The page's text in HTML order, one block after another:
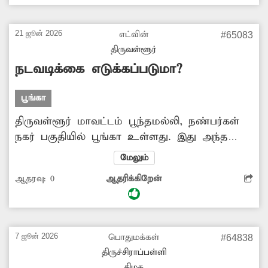
இப்பகுதியில் சுற்றித்திரியும் மாடுகள், நாய்கள்
உள்ளே சென்று படுத்துக்கொள்வதுடன்,
சட்டவிரோத செயல்களும் நடைபெறுவதாக
‘தினத்தந்தி’ புகார் பெட்டியில் செய்தி
வெளியிடப்பட்டது. இதை அறிந்த சம்பந்தப்பட்ட
அதிகாரிகள் நடவடிக்கை எடுத்து கேட்டை சரி...
21 ஜூன் 2026
எட்வின்
திருவள்ளூர்
#65083
நடவடிக்கை எடுக்கப்படுமா?
பூங்கா
திருவள்ளூர் மாவட்டம் பூந்தமல்லி, நண்பர்கள்
நகர் பகுதியில் பூங்கா உள்ளது. இது அந்த
பகுதி மக்களின் பொழுதுபோக்கு இடமாக
திகழ்கிறது. இதனால் ஏராளமான குடும்பங்கள்
இந்த பூங்காவிற்கு வந்து
பொழுதுபோக்குவார்கள். ஆனால் இந்த
இல்லாததால் குப்பைகள் ஆங்காங்கே
வீசப்படுகிறது. மேலும் இந்த குப்பைகளை தீ
வைத்து எரிக்கின்றனர். இதனால் அந்த பகுதி
மேலும்
ஆதரவு: 0 ஆதரிக்கிறேன்
7 ஜூன் 2026
பொதுமக்கள்
திருச்சிராப்பள்ளி
#64838